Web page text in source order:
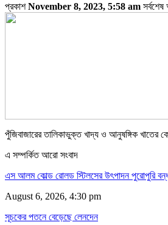
প্রকাশNovember 8, 2023, 5:58 am
পুঁজিবাজারের তালিকাভুক্ত খাদ্য ও আনুষঙ্গিক খাতের
এ সম্পর্কিত আরো সংবাদ
এস আলম কোল্ড রোলড স্টিলসের উৎপাদন পুরোপুরি
August 6, 2026, 4:30 pm
সূচকের পতনে বেড়েছে লেনদেন